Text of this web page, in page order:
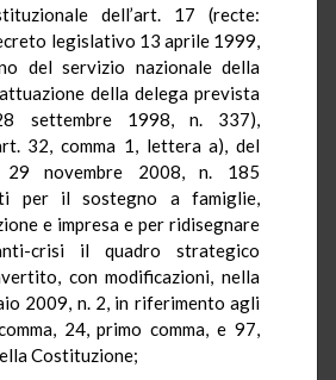
dell’art. 17 (recte:
legislativo 13 aprile 1999,
del servizio nazionale della
della delega prevista
settembre 1998, n. 337),
32, comma 1, lettera a), del
29 novembre 2008, n. 185
per il sostegno a famiglie,
e impresa e per ridisegnare
crisi il quadro strategico
con modificazioni, nella
2009, n. 2, in riferimento agli
24, primo comma, e 97,
Costituzione;